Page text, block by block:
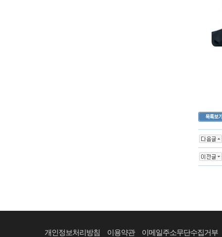
개인정보처리방침 이용약관 이메일주소무단수집거부